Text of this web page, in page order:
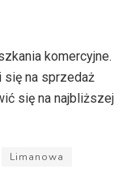
komercyjne.
się na sprzedaż
się na najbliższej
Limanowa